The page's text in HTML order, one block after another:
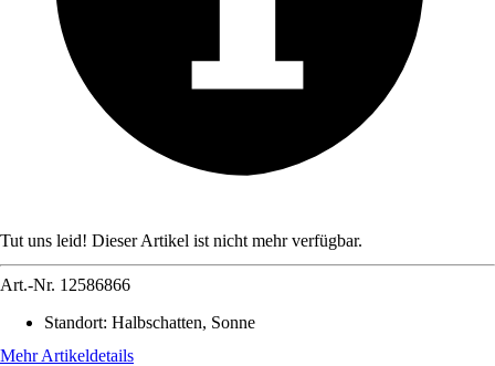
Tut uns leid! Dieser Artikel ist nicht mehr verfügbar.
Art.-Nr. 12586866
Standort: Halbschatten, Sonne
Mehr Artikeldetails